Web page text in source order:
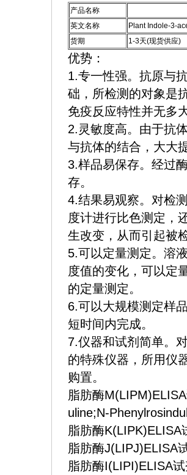
产品名称
英文名称
Plant Indole-3-
货期
1-3天(现货供应)
优势：
1.专一性强。抗原与
础，所检测的对象是
免疫反应特性并无多
2.灵敏度高。由于抗
与抗体的结合，大大
3.样品易保存。经过
存。
4.结果易观察。对检
度计进行比色测定，
生改变，从而引起被
5.可以定量测定。溶
度值的变化，可以定
的定量测定。
6.可以大规模测定样
短时间内完成。
7.仪器和试剂简单。
的特殊仪器，所用仪
购置。
脂肪酶
uline;N-
脂肪酶
脂肪酶
脂肪酶I(LIPI)ELISA